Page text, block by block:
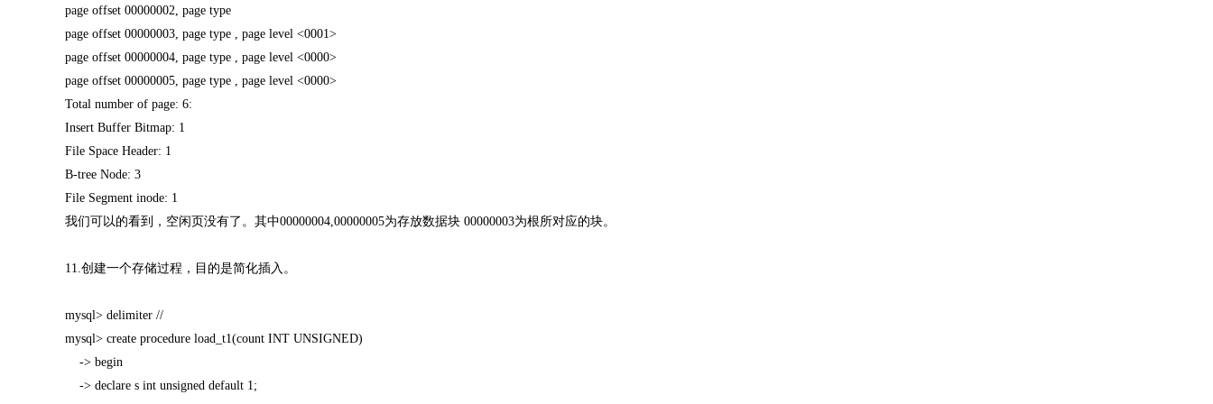
page offset 00000002, page type
page offset 00000003, page type , page level <0001>
page offset 00000004, page type , page level <0000>
page offset 00000005, page type , page level <0000>
Total number of page: 6:
Insert Buffer Bitmap: 1
File Space Header: 1
B-tree Node: 3
File Segment inode: 1
我们可以的看到，空闲页没有了。其中00000004,00000005为存放数据块 00000003为根所对应的块。
11.创建一个存储过程，目的是简化插入。
mysql> delimiter //
mysql> create procedure load_t1(count INT UNSIGNED)
-> begin
-> declare s int unsigned default 1;